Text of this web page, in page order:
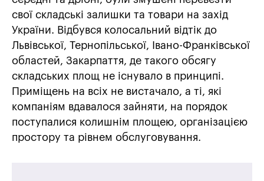
свої складські залишки та товари на захід
України. Відбувся колосальний відтік до
Львівської, Тернопільської, Івано-Франківської
областей, Закарпаття, де такого обсягу
складських площ не існувало в принципі.
Приміщень на всіх не вистачало, а ті, які
компаніям вдавалося зайняти, на порядок
поступалися колишнім площею, організацією
простору та рівнем обслуговування.